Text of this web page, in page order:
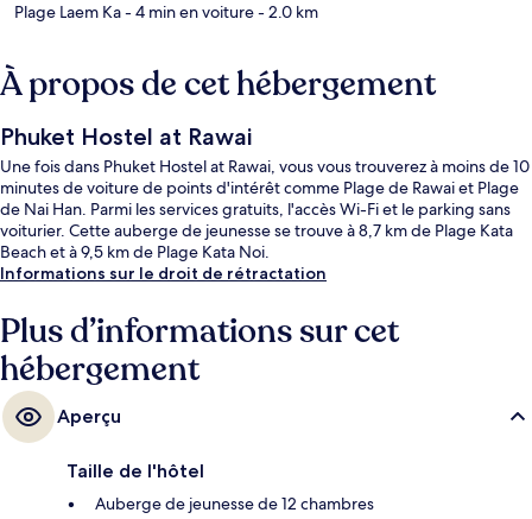
Plage Laem Ka- 4 min en voiture- 2.0 km
À propos de cet hébergement
Phuket Hostel at Rawai
Une fois dans Phuket Hostel at Rawai, vous vous trouverez à moins de 10
minutes de voiture de points d'intérêt comme Plage de Rawai et Plage
de Nai Han. Parmi les services gratuits, l'accès Wi-Fi et le parking sans
voiturier. Cette auberge de jeunesse se trouve à 8,7 km de Plage Kata
Beach et à 9,5 km de Plage Kata Noi.
Informations sur le droit de rétractation
Plus d’informations sur cet
hébergement
Aperçu
Taille de l'hôtel
Auberge de jeunesse de 12 chambres